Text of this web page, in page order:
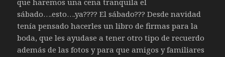
que haremos una cena tranquila el
sábado….esto….ya???? El sábado??? Desde navidad
tenía pensado hacerles un libro de firmas para la
boda, que les ayudase a tener otro tipo de recuerdo
además de las fotos y para que amigos y familiares